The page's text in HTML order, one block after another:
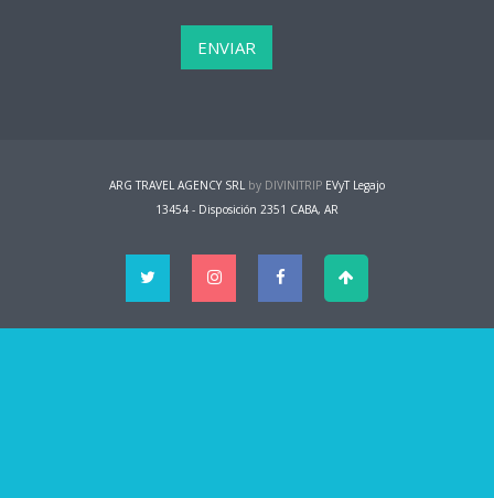
ARG TRAVEL AGENCY SRLby DIVINITRIP EVyT Legajo
13454 - Disposición 2351 CABA, AR